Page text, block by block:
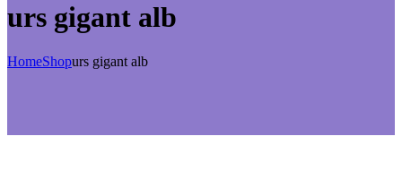
urs gigant alb
HomeShopurs gigant alb